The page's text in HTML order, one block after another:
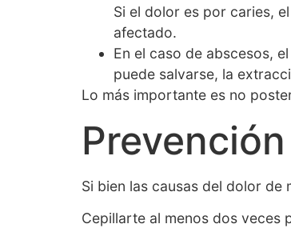
Si el dolor es por caries,
afectado.
En el caso de abscesos,
puede salvarse, la
Lo más importante es no
Si bien las causas del dolor de
Cepillarte al menos dos veces